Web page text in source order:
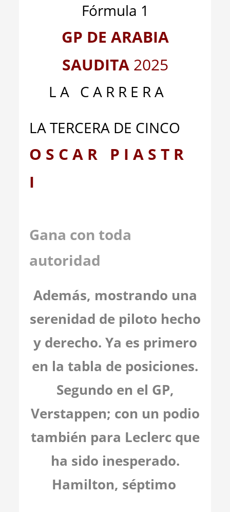
Fórmula 1
GP DE ARABIA
SAUDITA 2025
L A C A R R E R A
LA TERCERA DE CINCO
O S C A R P I A S T R
I
Gana con toda
autoridad
Además, mostrando una
serenidad de piloto hecho
y derecho. Ya es primero
en la tabla de posiciones.
Segundo en el GP,
Verstappen; con un podio
también para Leclerc que
ha sido inesperado.
Hamilton, séptimo